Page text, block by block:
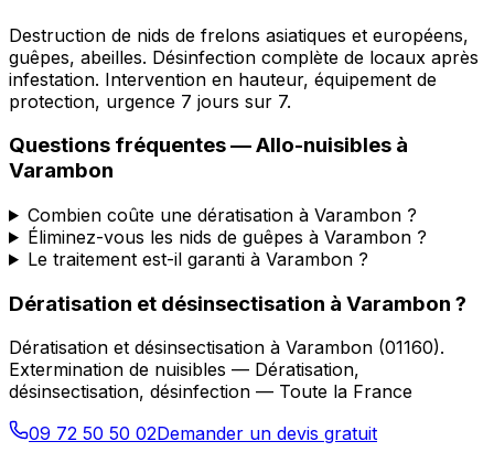
Destruction de nids de frelons asiatiques et européens,
guêpes, abeilles. Désinfection complète de locaux après
infestation. Intervention en hauteur, équipement de
protection, urgence 7 jours sur 7.
Questions fréquentes —Allo-nuisibles à
Varambon
Combien coûte une dératisation à Varambon ?
Éliminez-vous les nids de guêpes à Varambon ?
Le traitement est-il garanti à Varambon ?
Dératisation et désinsectisation à Varambon ?
Dératisation et désinsectisation à Varambon (01160).
Extermination de nuisibles — Dératisation,
désinsectisation, désinfection — Toute la France
09 72 50 50 02Demander un devis gratuit